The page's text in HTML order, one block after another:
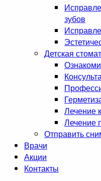
зубов
Детская
Лечение
Лечение
Отправить
Врачи
Акции
Контакты